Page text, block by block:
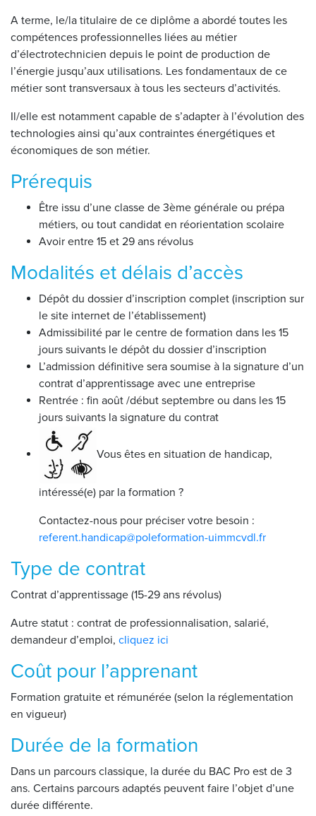
A terme, le/la titulaire de ce diplôme a abordé toutes les
compétences professionnelles liées au métier
d’électrotechnicien depuis le point de production de
l’énergie jusqu’aux utilisations. Les fondamentaux de ce
métier sont transversaux à tous les secteurs d’activités.
Il/elle est notamment capable de s’adapter à l’évolution des
technologies ainsi qu’aux contraintes énergétiques et
économiques de son métier.
Prérequis
Être issu d’une classe de 3ème générale ou prépa
métiers, ou tout candidat en réorientation scolaire
Avoir entre 15 et 29 ans révolus
Modalités et délais d’accès
Dépôt du dossier d’inscription complet (inscription sur
le site internet de l’établissement)
Admissibilité par le centre de formation dans les 15
jours suivants le dépôt du dossier d’inscription
L’admission définitive sera soumise à la signature d’un
contrat d’apprentissage avec une entreprise
Rentrée : fin août /début septembre ou dans les 15
jours suivants la signature du contrat
Vous êtes en situation de handicap,
intéressé(e) par la formation ?
Contactez-nous pour préciser votre besoin :
referent.handicap@poleformation-uimmcvdl.fr
Type de contrat
Contrat d’apprentissage (15-29 ans révolus)
Autre statut : contrat de professionnalisation, salarié,
demandeur d’emploi, cliquez ici
Coût pour l’apprenant
Formation gratuite et rémunérée (selon la réglementation
en vigueur)
Durée de la formation
Dans un parcours classique, la durée du BAC Pro est de 3
ans. Certains parcours adaptés peuvent faire l’objet d’une
durée différente.